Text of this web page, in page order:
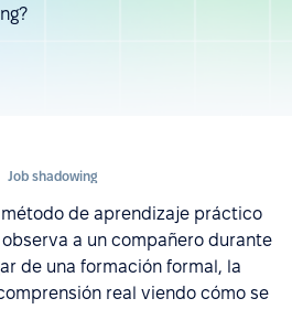
Job shadowing
método de aprendizaje práctico
a un compañero durante
de una formación formal, la
real viendo cómo se